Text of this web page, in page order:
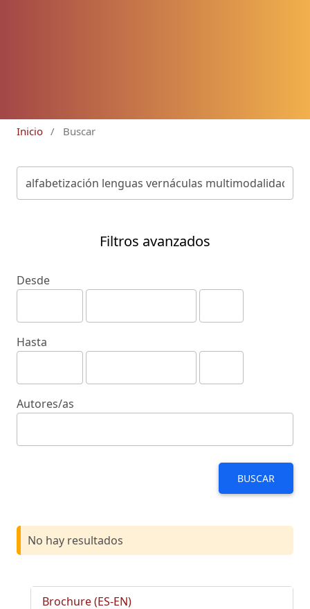
Inicio / Buscar
Filtros avanzados
Desde
Hasta
Autores/as
BUSCAR
No hay resultados
Brochure (ES-EN)